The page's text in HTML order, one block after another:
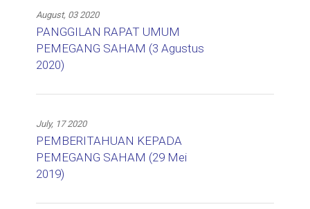
August, 03 2020
PANGGILAN RAPAT UMUM
PEMEGANG SAHAM (3 Agustus
2020)
July, 17 2020
PEMBERITAHUAN KEPADA
PEMEGANG SAHAM (29 Mei
2019)